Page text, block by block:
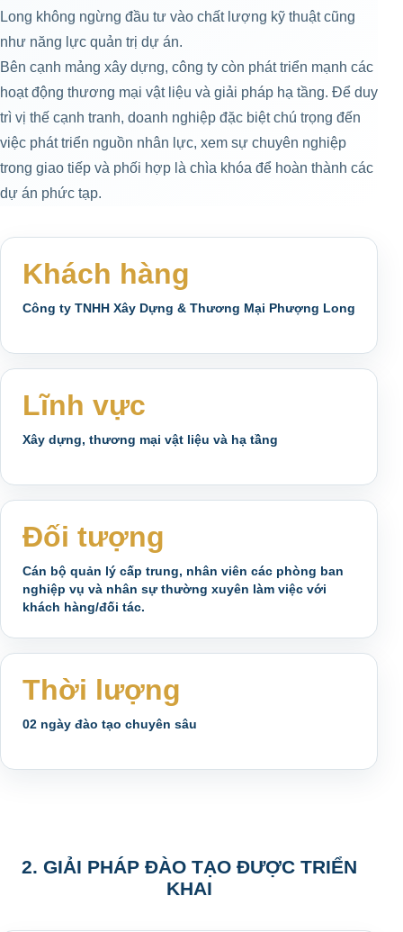
Long không ngừng đầu tư vào chất lượng kỹ thuật cũng
như năng lực quản trị dự án.
Bên cạnh mảng xây dựng, công ty còn phát triển mạnh các
hoạt động thương mại vật liệu và giải pháp hạ tầng. Để duy
trì vị thế cạnh tranh, doanh nghiệp đặc biệt chú trọng đến
việc phát triển nguồn nhân lực, xem sự chuyên nghiệp
trong giao tiếp và phối hợp là chìa khóa để hoàn thành các
dự án phức tạp.
Khách hàng
Công ty TNHH Xây Dựng & Thương Mại Phượng Long
Lĩnh vực
Xây dựng, thương mại vật liệu và hạ tầng
Đối tượng
Cán bộ quản lý cấp trung, nhân viên các phòng ban
nghiệp vụ và nhân sự thường xuyên làm việc với
khách hàng/đối tác.
Thời lượng
02 ngày đào tạo chuyên sâu
2. GIẢI PHÁP ĐÀO TẠO ĐƯỢC TRIỂN
KHAI